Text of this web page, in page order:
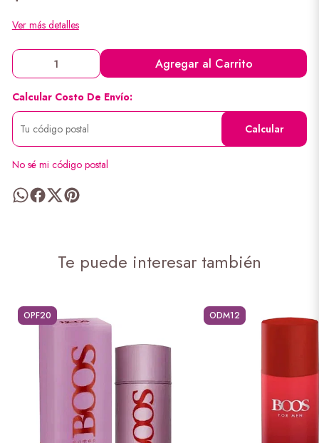
Ver más detalles
Agregar al Carrito
Calcular Costo De Envío:
Calcular
No sé mi código postal
Te puede interesar también
OPF20 ODM12